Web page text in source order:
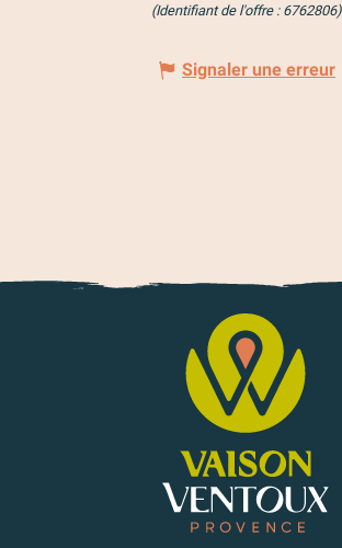
(Identifiant de l'offre : 6762806)
Signaler une erreur